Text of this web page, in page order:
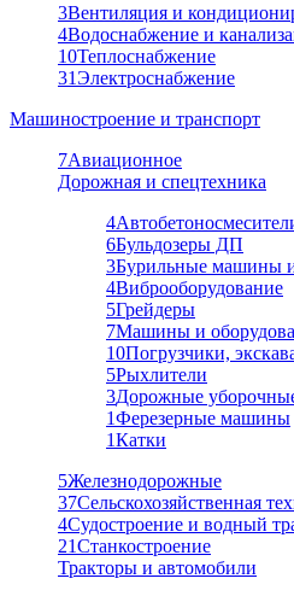
3Вентиляция и
4Водоснабжение и
10Теплоснабжение
31Электроснабжение
Машиностроение и транспорт
7Авиационное
Дорожная и спецтехника
4
6Бульдозеры ДП
3Бурильные машины
4Виброоборудование
5Грейдеры
7Машины и
10Погрузчики,
5Рыхлители
3Дорожные
1Ферезерные машины
1Катки
5Железнодорожные
37Сельскохозяйственная
4Судостроение и водный
21Станкостроение
Тракторы и автомобили